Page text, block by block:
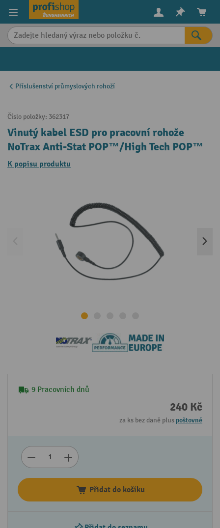
content
Příslušenství průmyslových rohoží
Číslo položky: 362317
Vinutý kabel ESD pro pracovní rohože
NoTrax Anti-Stat POP™/High Tech POP™
K popisu produktu
9 Pracovních dnů
240 Kč
za ks bez daně plus poštovné
Přidat do košíku